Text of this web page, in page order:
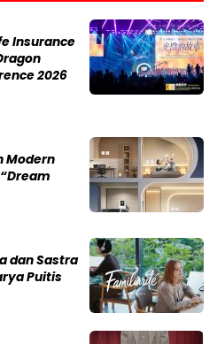
Insurance
2026
Modern
dan Sastra
Puitis